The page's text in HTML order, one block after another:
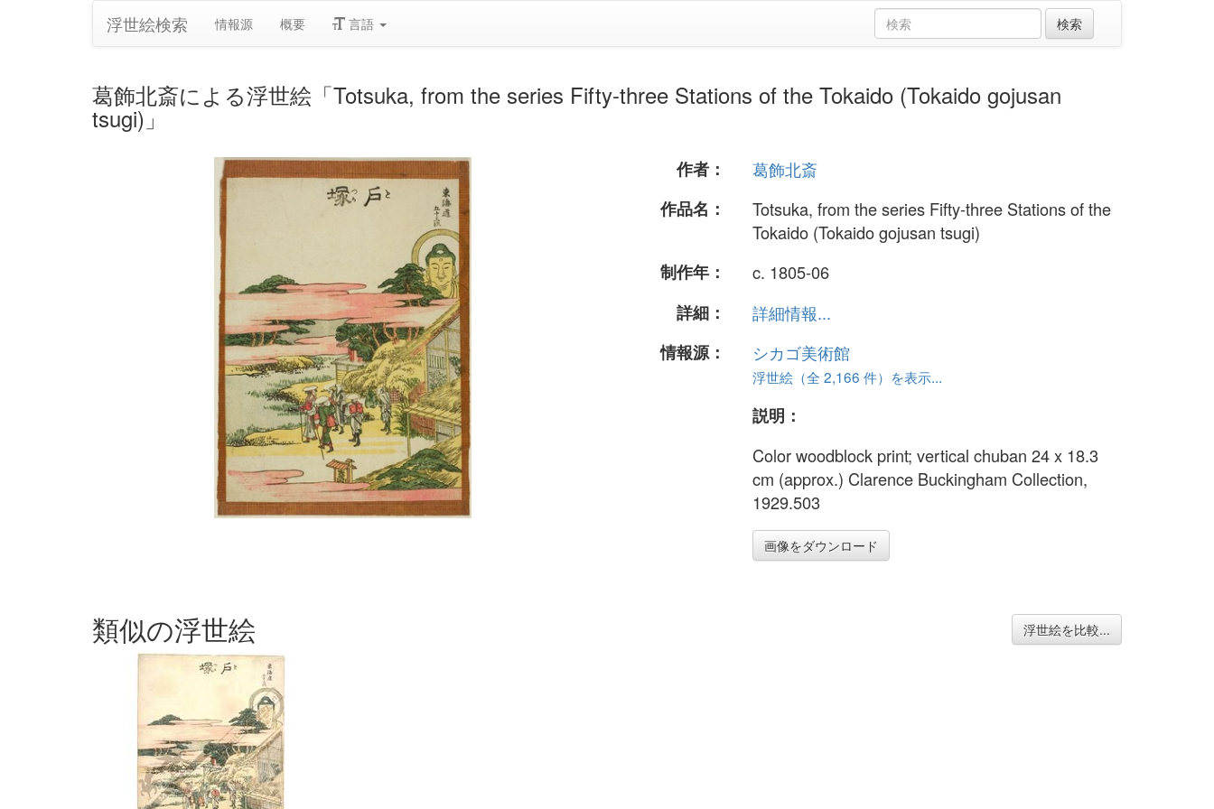
浮世絵検索 情報源 概要 言語
葛飾北斎による浮世絵「Totsuka, from the series Fifty-three Stations of the Tokaido (Tokaido gojusan
tsugi)」
作者：
葛飾北斎
作品名：
Totsuka, from the series Fifty-three Stations of the
Tokaido (Tokaido gojusan tsugi)
制作年：
c. 1805-06
詳細：
詳細情報...
情報源：
シカゴ美術館
浮世絵（全 2,166 件）を表示...
説明：
Color woodblock print; vertical chuban 24 x 18.3
cm (approx.) Clarence Buckingham Collection,
1929.503
画像をダウンロード
類似の浮世絵 浮世絵を比較...